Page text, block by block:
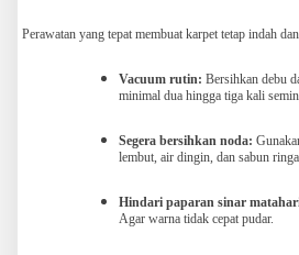
Perawatan yang tepat membuat karpet tetap indah
Vacuum rutin: Bersihkan debu
minimal dua hingga tiga kali
Segera bersihkan noda:
lembut, air dingin, dan sabun
Hindari paparan sinar
Agar warna tidak cepat pudar.